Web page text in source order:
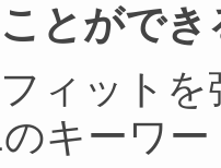
とがで
ィット
キーワー